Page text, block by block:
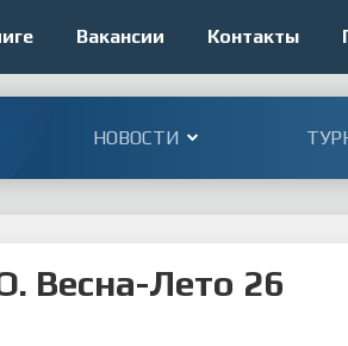
Вакансии Контакты
НОВОСТИ
Весна-Лето 26